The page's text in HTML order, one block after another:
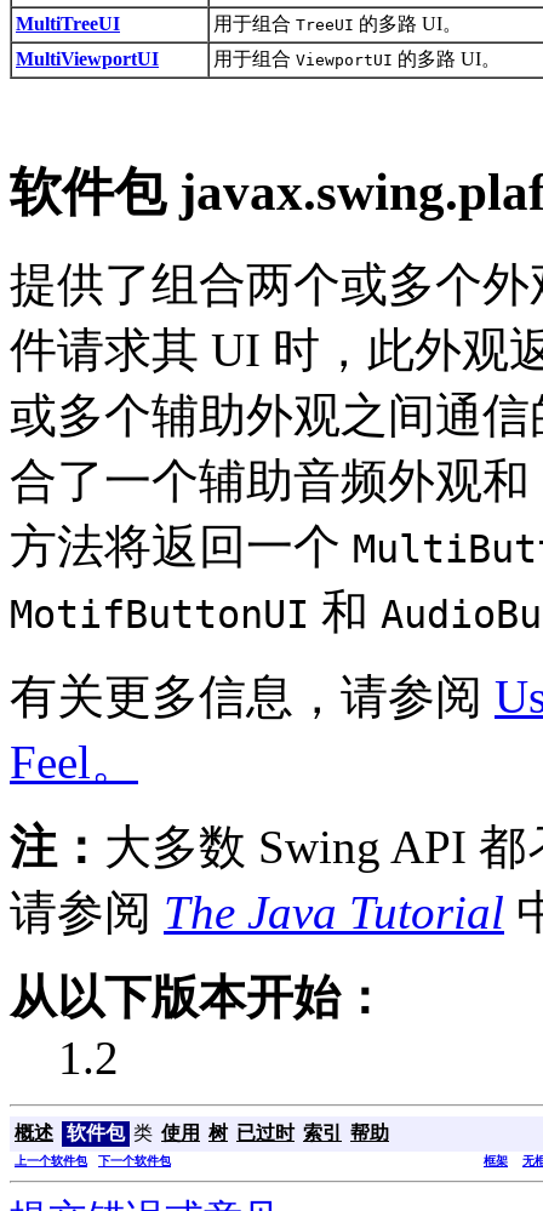
MultiTreeUI
用于组合 TreeUI 的多路 UI。
MultiViewportUI
用于组合 ViewportUI 的多路 UI。
软件包
提供了组合两个或多个
件请求其 UI 时，此外观
或多个辅助外观之间通
合了一个辅助音频外观
方法将返回一个
MotifButtonUI 和
有关更多信息，请参阅
Feel。
注： 大多数 Swing API 都
请参阅 The Java Tutorial
从以下版本开始：
1.2
概述 软件包 类 使用 树 已过时 索引 帮助
上一个软件包 下一个软件包 框架 无